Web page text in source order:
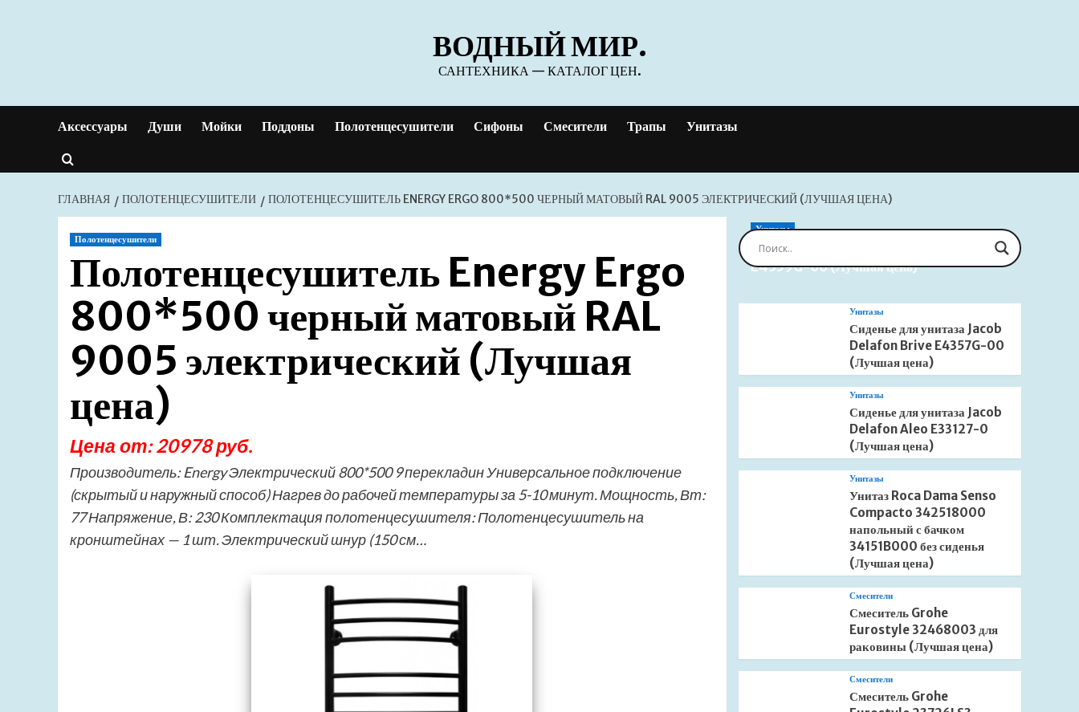
ВОДНЫЙ МИР.
САНТЕХНИКА — КАТАЛОГ ЦЕН.
Аксессуары Души Мойки Поддоны Полотенцесушители Сифоны Смесители Трапы Унитазы
ГЛАВНАЯ ПОЛОТЕНЦЕСУШИТЕЛИ ПОЛОТЕНЦЕСУШИТЕЛЬ ENERGY ERGO 800*500 ЧЕРНЫЙ МАТОВЫЙ RAL 9005 ЭЛЕКТРИЧЕСКИЙ (ЛУЧШАЯ ЦЕНА)
Полотенцесушители
Полотенцесушитель Energy Ergo
800*500 черный матовый RAL
9005 электрический (Лучшая
цена)
Цена от: 20978 руб.
Производитель: Energy Электрический 800*500 9 перекладин Универсальное подключение
(скрытый и наружный способ) Нагрев до рабочей температуры за 5-10 минут. Мощность, Вт:
77 Напряжение, В: 230 Комплектация полотенцесушителя: Полотенцесушитель на
кронштейнах — 1 шт. Электрический шнур (150 см…
Унитазы
Сиденье для унитаза Jacob Delafon Brive
E4359G-00 (Лучшая цена)
Унитазы
Сиденье для унитаза Jacob
Delafon Brive E4357G-00
(Лучшая цена)
Унитазы
Сиденье для унитаза Jacob
Delafon Aleo E33127-0
(Лучшая цена)
Унитазы
Унитаз Roca Dama Senso
Compacto 342518000
напольный с бачком
34151B000 без сиденья
(Лучшая цена)
Смесители
Смеситель Grohe
Eurostyle 32468003 для
раковины (Лучшая цена)
Смесители
Смеситель Grohe